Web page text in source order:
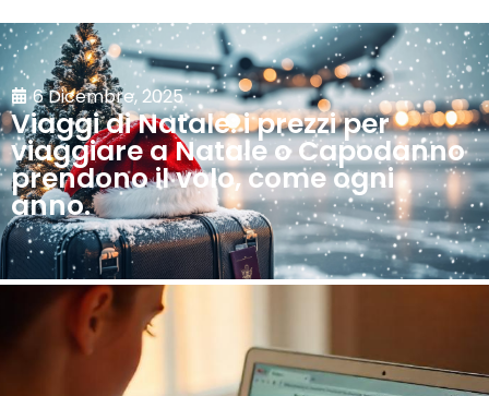
6 Dicembre, 2025
Viaggi di Natale: i prezzi per
viaggiare a Natale o Capodanno
prendono il volo, come ogni
anno.